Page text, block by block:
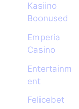
Kasiino
Boonused
Emperia
Casino
Entertainm
ent
Felicebet